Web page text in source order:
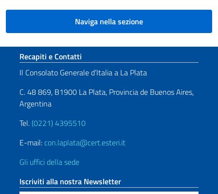
Naviga nella sezione
Sezione footer
Recapiti e Contatti
Il Consolato Generale d’Italia a La Plata
C. 48 869, B1900 La Plata, Provincia de Buenos Aires,
Argentina
Tel. (0221) 4395510
E-mail: con.laplata@cert.esteri.it
Gli uffici della sede
Iscriviti alla nostra Newsletter